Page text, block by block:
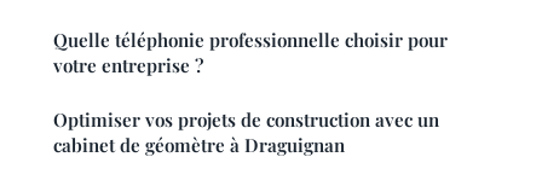
Quelle téléphonie professionnelle choisir pour
votre entreprise ?
Optimiser vos projets de construction avec un
cabinet de géomètre à Draguignan